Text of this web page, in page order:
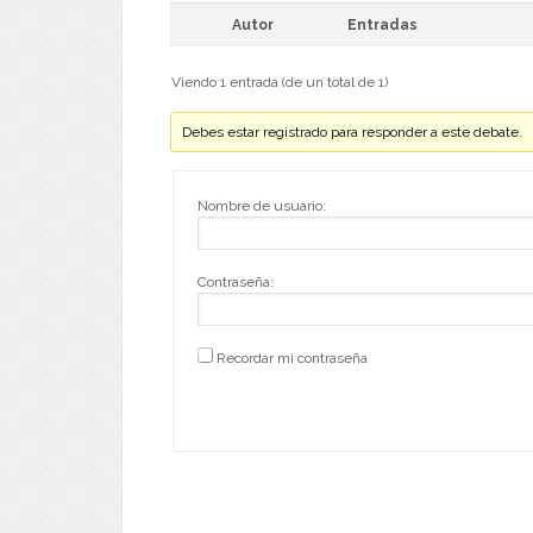
Autor Entradas
Viendo 1 entrada (de un total de 1)
Debes estar registrado para responder a este debate.
Nombre de usuario:
Contraseña:
Recordar mi contraseña